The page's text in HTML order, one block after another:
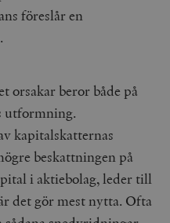
föreslår en
orsakar beror både på
utformning.
kapitalskatternas
beskattningen på
i aktiebolag, leder till
det gör mest nytta. Ofta